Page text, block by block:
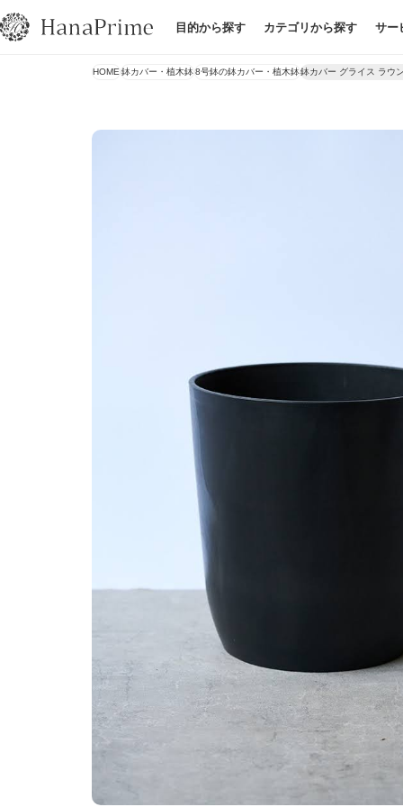
目的から探す カテゴリから探す サー
HOME 鉢カバー・植木鉢8号鉢の鉢カバー・植木鉢鉢カバー グライス ラウ